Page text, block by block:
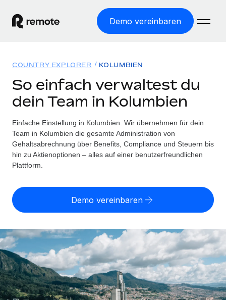
Demo vereinbaren
WELTWEITE BESCHÄFTIGUNG
Globale Payroll
Einfache, rechtssicher Payroll
Employer of Record
Weltweites Wachstum ohne Kosten für Niederlassungen
Contractor of Record
Rechtssichere, weltweite Arbeit mit Freelancer:innen
Globales Onboarding und Verwalten von
Freelancer:innen
PEO
Auslagern von komplexen HR-Aufgaben
Lösungen
WELTWEITE ABDECKUNG
Country Explorer
Länderspezifische Unterstützung bei der Einstellung
Einfache Einstellung in allen US-Bundesstaaten
WACHSTUMSPHASE
Startups
Agile HR- und Payroll-Lösungen für wachsende
Unternehmen
Ressourcen
TOOLS UND RECHNER
Scheinselbstständigkeitsrisiko berechnen
Personalkostenrechner
Gesamtbeschäftigungskosten
Honorarzahlungen berechnen
Informationen zu möglichen Währungen und
Abwicklungsfristen für globale Freelancer:innen
Preise
Nederlands
Français
Deutsch
Anmelden
COUNTRY EXPLORER KOLUMBIEN
So einfach verwaltest du
dein Team in Kolumbien
Einfache Einstellung in Kolumbien. Wir übernehmen für dein
Team in Kolumbien die gesamte Administration von
Gehaltsabrechnung über Benefits, Compliance und Steuern bis
hin zu Aktienoptionen – alles auf einer benutzerfreundlichen
Plattform.
Demo vereinbaren